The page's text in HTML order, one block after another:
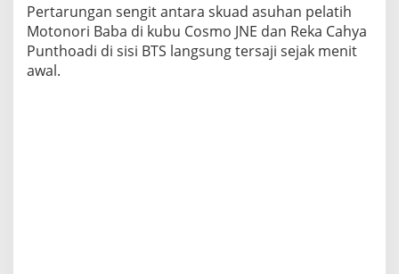
​Pertarungan sengit antara skuad asuhan pelatih
Motonori Baba di kubu Cosmo JNE dan Reka Cahya
Punthoadi di sisi BTS langsung tersaji sejak menit
awal.